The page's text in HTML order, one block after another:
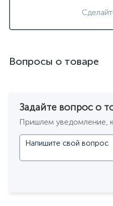
Вопросы о товаре
Задайте вопрос о
Пришлем уведомление,